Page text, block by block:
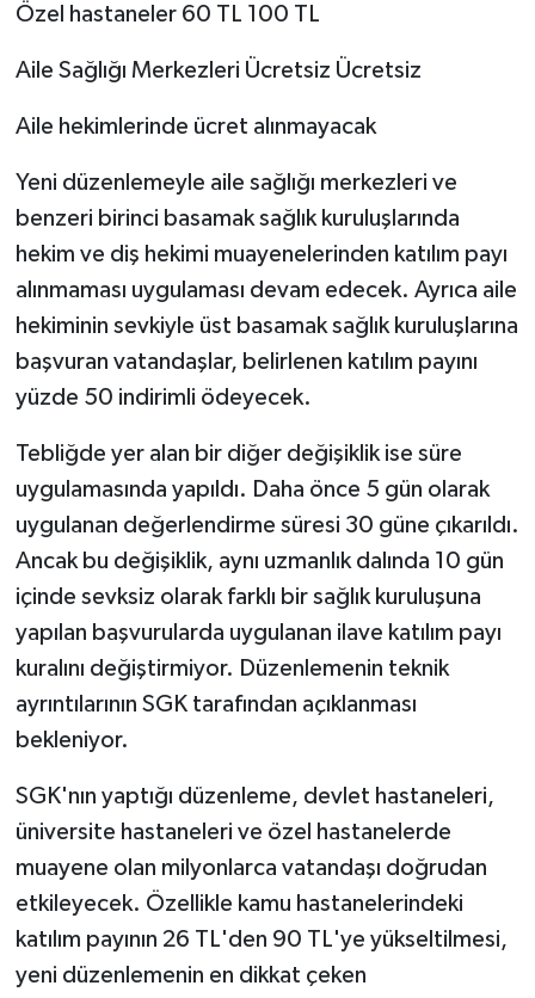
Özel hastaneler 60 TL 100 TL
Aile Sağlığı Merkezleri Ücretsiz Ücretsiz
Aile hekimlerinde ücret alınmayacak
Yeni düzenlemeyle aile sağlığı merkezleri ve
benzeri birinci basamak sağlık kuruluşlarında
hekim ve diş hekimi muayenelerinden katılım payı
alınmaması uygulaması devam edecek. Ayrıca aile
hekiminin sevkiyle üst basamak sağlık kuruluşlarına
başvuran vatandaşlar, belirlenen katılım payını
yüzde 50 indirimli ödeyecek.
Tebliğde yer alan bir diğer değişiklik ise süre
uygulamasında yapıldı. Daha önce 5 gün olarak
uygulanan değerlendirme süresi 30 güne çıkarıldı.
Ancak bu değişiklik, aynı uzmanlık dalında 10 gün
içinde sevksiz olarak farklı bir sağlık kuruluşuna
yapılan başvurularda uygulanan ilave katılım payı
kuralını değiştirmiyor. Düzenlemenin teknik
ayrıntılarının SGK tarafından açıklanması
bekleniyor.
SGK'nın yaptığı düzenleme, devlet hastaneleri,
üniversite hastaneleri ve özel hastanelerde
muayene olan milyonlarca vatandaşı doğrudan
etkileyecek. Özellikle kamu hastanelerindeki
katılım payının 26 TL'den 90 TL'ye yükseltilmesi,
yeni düzenlemenin en dikkat çeken